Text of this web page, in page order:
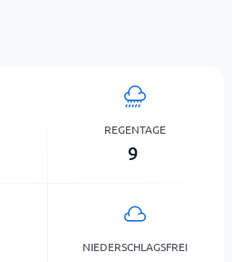
REGENTAGE
9
NIEDERSCHLAGSFREI